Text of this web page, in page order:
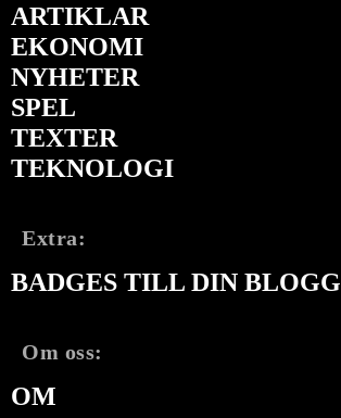
ARTIKLAR
EKONOMI
NYHETER
SPEL
TEXTER
TEKNOLOGI
Extra:
BADGES TILL DIN BLOGG
Om oss:
OM